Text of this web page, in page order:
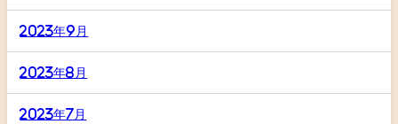
2023年9月
2023年8月
2023年7月